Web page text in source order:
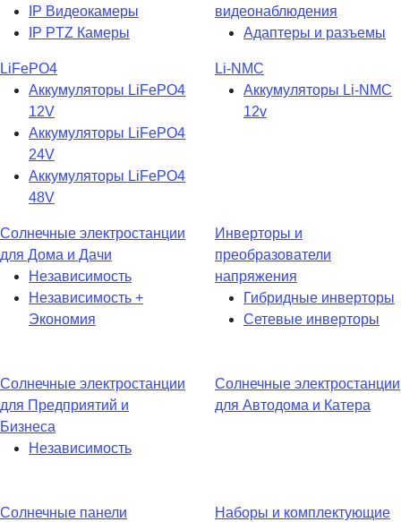
IP Видеокамеры
IP PTZ Камеры
видеонаблюдения
Адаптеры и разъемы
LiFePO4
Аккумуляторы LiFePO4
12V
Аккумуляторы LiFePO4
24V
Аккумуляторы LiFePO4
48V
Li-NMC
Аккумуляторы Li-NMC
12v
Солнечные электростанции
для Дома и Дачи
Независимость
Независимость +
Экономия
Инверторы и
преобразователи
напряжения
Гибридные инверторы
Сетевые инверторы
Солнечные электростанции
для Предприятий и
Бизнеса
Независимость
Солнечные электростанции
для Автодома и Катера
Солнечные панели
Наборы и комплектующие